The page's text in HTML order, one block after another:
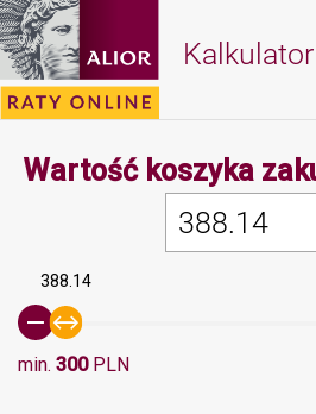
Wartość koszyka
388.14
min. 300PLN